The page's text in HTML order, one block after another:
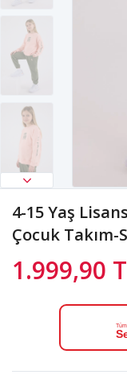
4-15 Yaş
Çocuk Takım-
1.999,90